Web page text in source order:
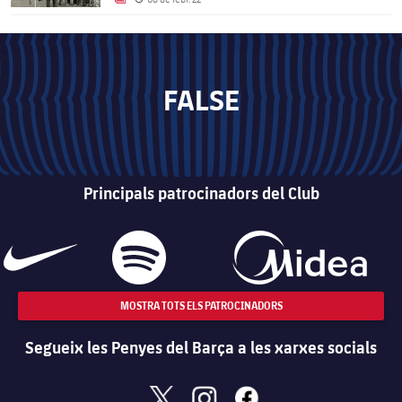
LABEL.ARIA.GALLERYData de publicació
FALSE
Principals patrocinadors del Club
MOSTRA TOTS ELS PATROCINADORS
Segueix les Penyes del Barça a les xarxes socials
x instagramfacebook